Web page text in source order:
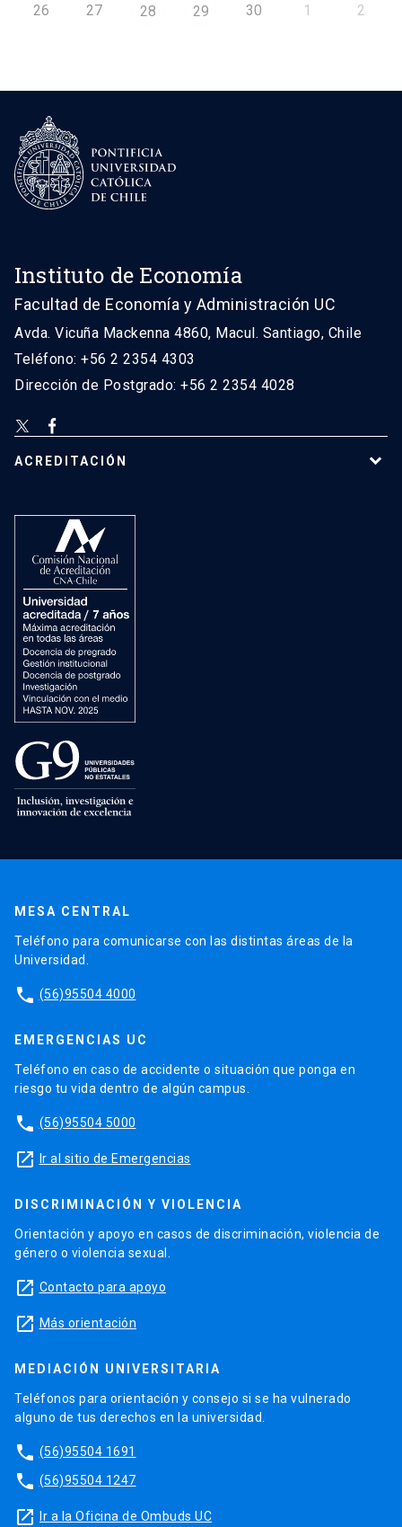
26 27 28 29 30 1 2
Instituto de Economía
Facultad de Economía y Administración UC
Avda. Vicuña Mackenna 4860, Macul. Santiago, Chile
Teléfono: +56 2 2354 4303
Dirección de Postgrado: +56 2 2354 4028
ACREDITACIÓN
MESA CENTRAL
Teléfono para comunicarse con las distintas áreas de la
Universidad.
phone (56)95504 4000
EMERGENCIAS UC
Teléfono en caso de accidente o situación que ponga en
riesgo tu vida dentro de algún campus.
phone (56)95504 5000
launch Ir al sitio de Emergencias
DISCRIMINACIÓN Y VIOLENCIA
Orientación y apoyo en casos de discriminación, violencia de
género o violencia sexual.
launch Contacto para apoyo
launch Más orientación
MEDIACIÓN UNIVERSITARIA
Teléfonos para orientación y consejo si se ha vulnerado
alguno de tus derechos en la universidad.
phone (56)95504 1691
phone (56)95504 1247
launch Ir a la Oficina de Ombuds UC